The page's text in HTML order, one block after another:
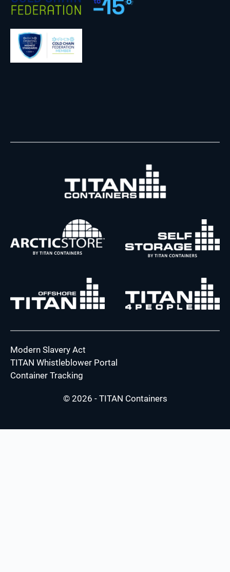
Modern Slavery Act
TITAN Whistleblower Portal
Container Tracking
© 2026 - TITAN Containers